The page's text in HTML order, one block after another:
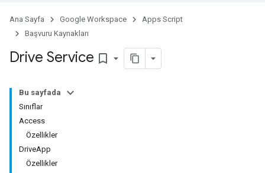
Ana Sayfa Google Workspace
Apps Script
Başvuru Kaynakları
Drive Service bookmark_border
Bu sayfada
Sınıflar
Access
Özellikler
DriveApp
Özellikler